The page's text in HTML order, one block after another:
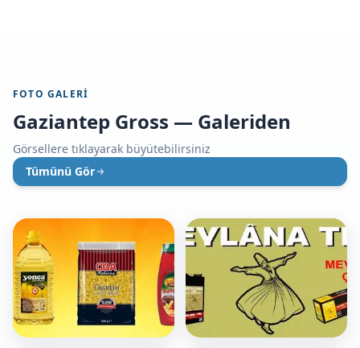
FOTO GALERI
Gaziantep Gross — Galeriden
Görsellere tıklayarak büyütebilirsiniz
Tümünü Gör